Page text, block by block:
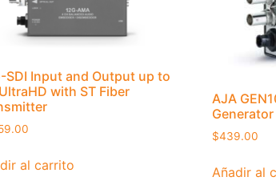
SDI Input and Output up to
with ST Fiber
al carrito
AJA
Generator
$439.00
Añadir al